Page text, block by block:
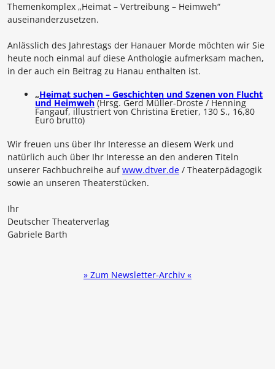
Themenkomplex „Heimat – Vertreibung – Heimweh“
auseinanderzusetzen.
Anlässlich des Jahrestags der Hanauer Morde möchten wir Sie
heute noch einmal auf diese Anthologie aufmerksam machen,
in der auch ein Beitrag zu Hanau enthalten ist.
„Heimat suchen – Geschichten und Szenen von Flucht
und Heimweh(Hrsg. Gerd Müller-Droste / Henning
Fangauf, illustriert von Christina Eretier, 130 S., 16,80
Euro brutto)
Wir freuen uns über Ihr Interesse an diesem Werk und
natürlich auch über Ihr Interesse an den anderen Titeln
unserer Fachbuchreihe aufwww.dtver.de / Theaterpädagogik
sowie an unseren Theaterstücken.
Ihr
Deutscher Theaterverlag
Gabriele Barth
» Zum Newsletter-Archiv «